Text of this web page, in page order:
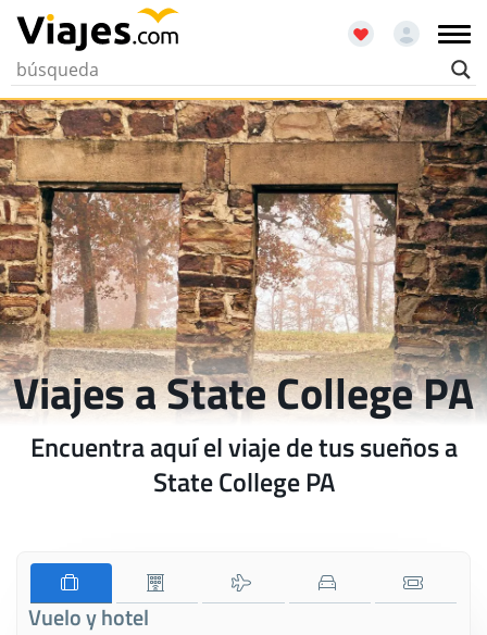
Viajes a State College PA
Encuentra aquí el viaje de tus sueños a
State College PA
Vuelo y hotel